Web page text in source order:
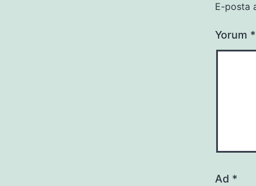
E-posta
Yorum *
Ad *